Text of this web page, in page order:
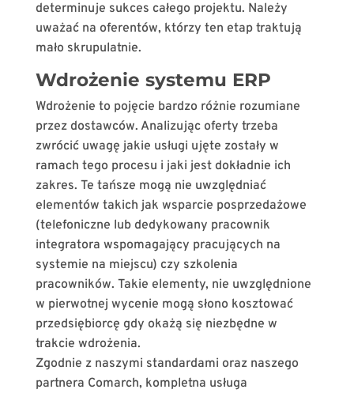
determinuje sukces całego projektu. Należy
uważać na oferentów, którzy ten etap traktują
mało skrupulatnie.
Wdrożenie systemu ERP
Wdrożenie to pojęcie bardzo różnie rozumiane
przez dostawców. Analizując oferty trzeba
zwrócić uwagę jakie usługi ujęte zostały w
ramach tego procesu i jaki jest dokładnie ich
zakres. Te tańsze mogą nie uwzględniać
elementów takich jak wsparcie posprzedażowe
(telefoniczne lub dedykowany pracownik
integratora wspomagający pracujących na
systemie na miejscu) czy szkolenia
pracowników. Takie elementy, nie uwzględnione
w pierwotnej wycenie mogą słono kosztować
przedsiębiorcę gdy okażą się niezbędne w
trakcie wdrożenia.
Zgodnie z naszymi standardami oraz naszego
partnera Comarch, kompletna usługa